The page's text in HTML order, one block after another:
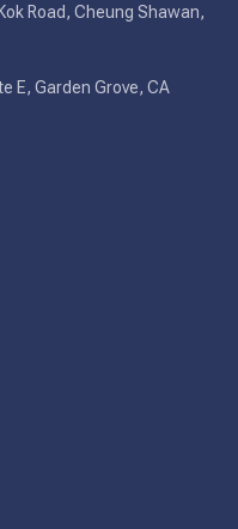
Road, Cheung Shawan,
E, Garden Grove, CA